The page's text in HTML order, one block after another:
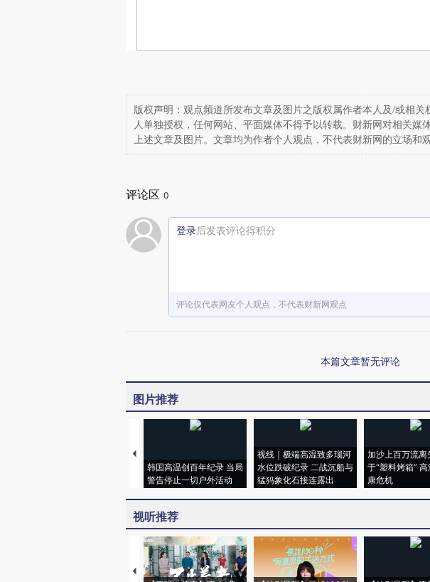
版权声明：观点频道所发布文章及图片之版权属作者本人及/或相关
人单独授权，任何网站、平面媒体不得予以转载。财新网对相关媒
上述文章及图片。文章均为作者个人观点，不代表财新网的立场和观
评论区 0
登录后发表评论得积分
评论仅代表网友个人观点，不代表财新网观点
本篇文章暂无评论
图片推荐
韩国高温创百年纪录 当局
警告停止一切户外活动
视线｜极端高温致多瑙河
水位跌破纪录 二战沉船与
猛犸象化石接连露出
加沙上百万流离
于“塑料烤箱”
康危机
视听推荐